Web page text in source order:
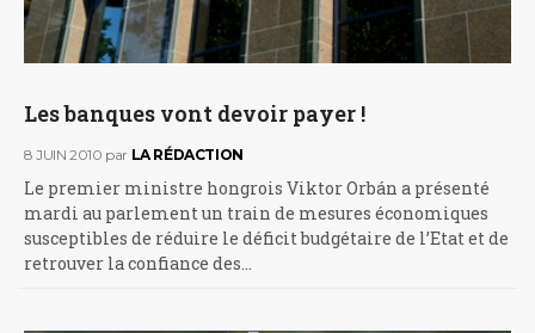
Les banques vont devoir payer !
8 JUIN 2010 par LA RÉDACTION
Le premier ministre hongrois Viktor Orbán a présenté
mardi au parlement un train de mesures économiques
susceptibles de réduire le déficit budgétaire de l’Etat et de
retrouver la confiance des…